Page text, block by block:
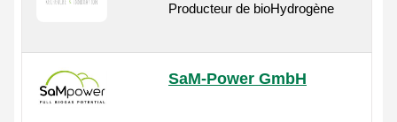
Producteur de bioHydrogène
SaM-Power GmbH